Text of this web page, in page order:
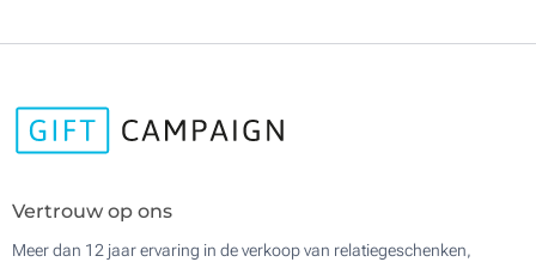
Vertrouw op ons
Meer dan 12 jaar ervaring in de verkoop van relatiegeschenken,